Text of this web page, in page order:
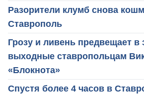
Разорители клумб снова
Ставрополь
Грозу и ливень предвещает в
выходные ставропольцам
«Блокнота»
Спустя более 4 часов в